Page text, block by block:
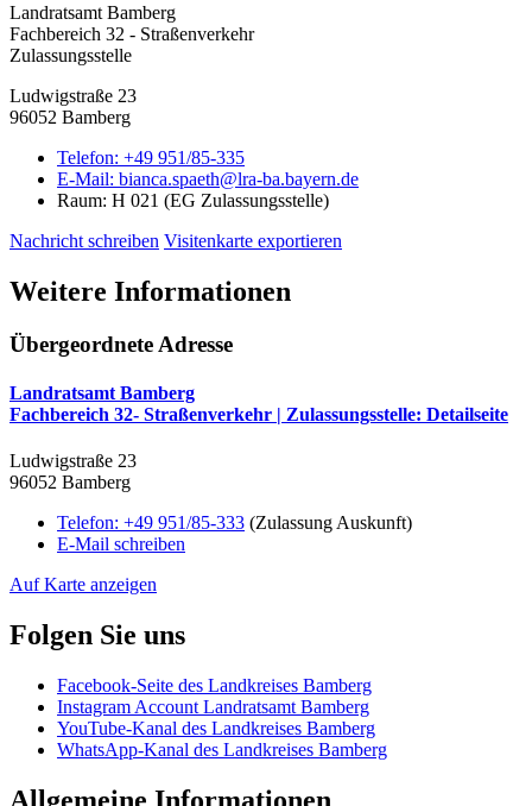
Landratsamt Bamberg
Fachbereich 32 - Straßenverkehr
Zulassungsstelle
Ludwigstraße 23
96052 Bamberg
Telefon: +49 951/85-335
E-Mail: bianca.spaeth@lra-ba.bayern.de
Raum: H 021 (EG Zulassungsstelle)
Nachricht schreiben Visitenkarte exportieren
Weitere Informationen
Übergeordnete Adresse
Landratsamt Bamberg
Fachbereich 32- Straßenverkehr | Zulassungsstelle: Detailseite
Ludwigstraße 23
96052 Bamberg
Telefon: +49 951/85-333 (Zulassung Auskunft)
E-Mail schreiben
Auf Karte anzeigen
Folgen Sie uns
Facebook-Seite des Landkreises Bamberg
Instagram Account Landratsamt Bamberg
YouTube-Kanal des Landkreises Bamberg
WhatsApp-Kanal des Landkreises Bamberg
Allgemeine Informationen